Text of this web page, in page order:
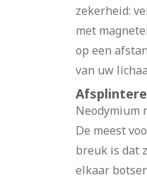
zekerheid:
met
op een
van uw
Neodymium
De meest
breuk is dat
elkaar